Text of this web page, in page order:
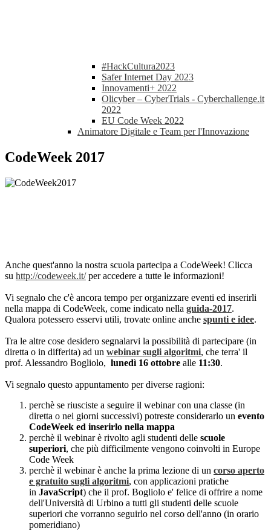
#HackCultura2023
Safer Internet Day 2023
Innovamenti+ 2022
Olicyber – CyberTrials - Cyberchallenge.it
2022
EU Code Week 2022
Animatore Digitale e Team per l'Innovazione
CodeWeek 2017
Anche quest'anno la nostra scuola partecipa a CodeWeek! Clicca
su http://codeweek.it/per accedere a tutte le informazioni!
Vi segnalo che c'è ancora tempo per organizzare eventi ed inserirli
nella mappa di CodeWeek, come indicato nella guida-2017.
Qualora potessero esservi utili, trovate online anche spunti e idee.
Tra le altre cose desidero segnalarvi la possibilità di partecipare (in
diretta o in differita) ad un webinar sugli algoritmi, che terra' il
prof. Alessandro Bogliolo, lunedì 16 ottobre alle 11:30.
Vi segnalo questo appuntamento per diverse ragioni:
perchè se riusciste a seguire il webinar con una classe (in
diretta o nei giorni successivi) potreste considerarlo un evento
CodeWeek ed inserirlo nella mappa
perchè il webinar è rivolto agli studenti delle scuole
superiori, che più difficilmente vengono coinvolti in Europe
Code Week
perchè il webinar è anche la prima lezione di un corso aperto
e gratuito sugli algoritmi, con applicazioni pratiche
in JavaScript) che il prof. Bogliolo e' felice di offrire a nome
dell'Università di Urbino a tutti gli studenti delle scuole
superiori che vorranno seguirlo nel corso dell'anno (in orario
pomeridiano)